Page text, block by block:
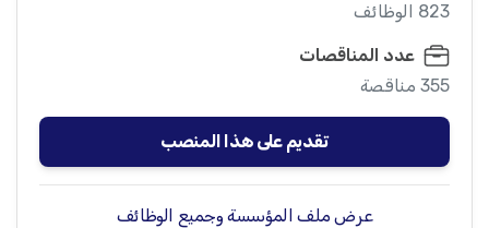
823 الوظائف
عدد المناقصات
355 مناقصة
تقديم على هذا المنصب
عرض ملف المؤسسة وجميع الوظائف